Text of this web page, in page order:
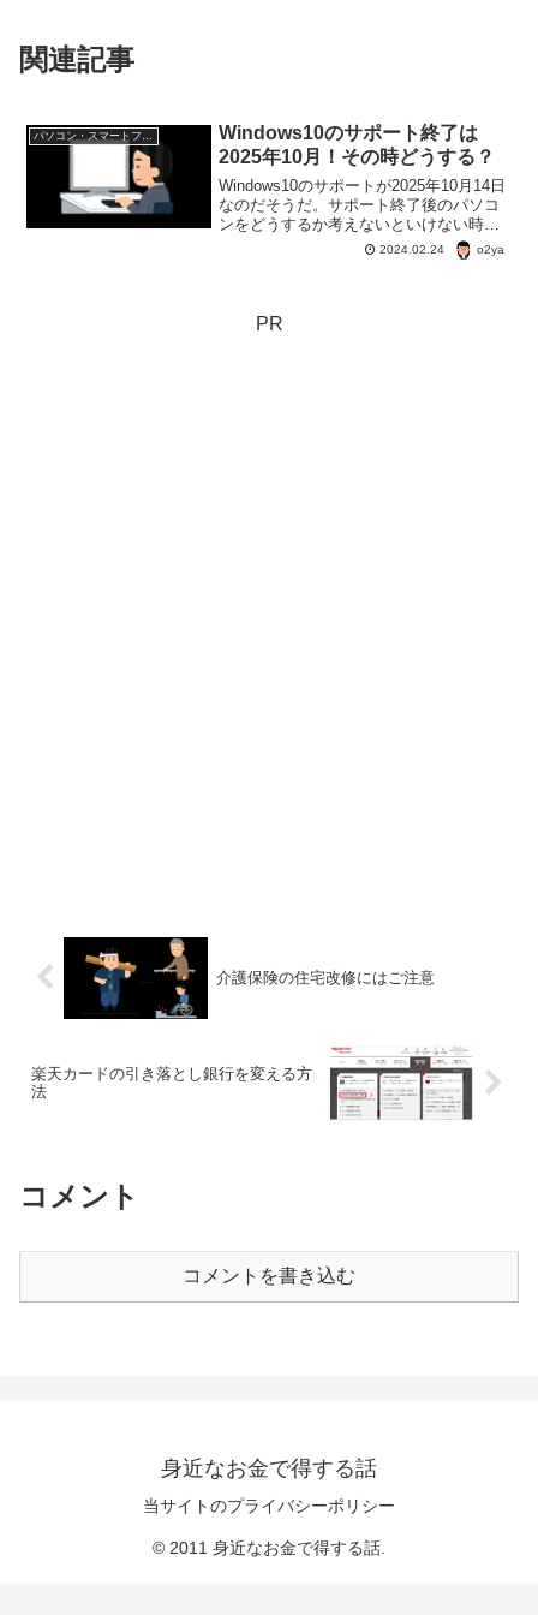
関連記事
Windows10のサポート終了は
2025年10月！その時どうする？
Windows10のサポートが2025年10月14日
なのだそうだ。サポート終了後のパソコ
ンをどうするか考えないといけない時期
になってきている。このまま、今のパソ
コンを使い続けるにはリスクがあるし。
2024.02.24 o2ya
PR
介護保険の住宅改修にはご注意
楽天カードの引き落とし銀行を変える方
法
コメント
コメントを書き込む
身近なお金で得する話
当サイトのプライバシーポリシー
© 2011 身近なお金で得する話.